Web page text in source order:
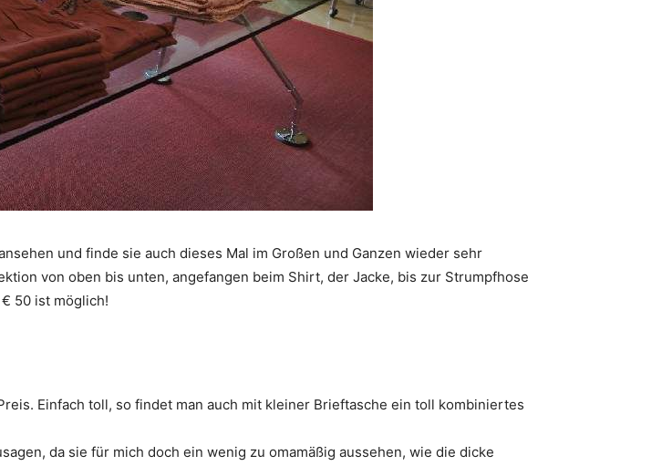
und finde sie auch dieses Mal im Großen und Ganzen wieder sehr
von oben bis unten, angefangen beim Shirt, der Jacke, bis zur Strumpfhose
50 ist möglich!
Einfach toll, so findet man auch mit kleiner Brieftasche ein toll kombiniertes
da sie für mich doch ein wenig zu omamäßig aussehen, wie die dicke